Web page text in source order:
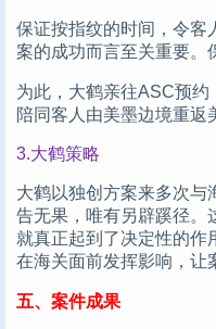
保证按指纹的时间，令客
案的成功而言至关重要。
为此，大鹤亲往ASC预约
陪同客人由美墨边境重返
3.大鹤策略
大鹤以独创方案来多次与
告无果，唯有另辟蹊径。
就真正起到了决定性的作
在海关面前发挥影响，让
五、案件成果